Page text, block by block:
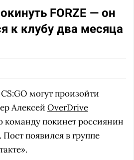
FORZE — он
к клубу два месяца
могут произойти
Алексей OverDrive
команду покинет россиянин
Пост появился в группе